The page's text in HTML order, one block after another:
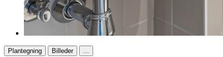
Plantegning Billeder ...